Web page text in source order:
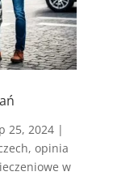
25, 2024|
, opinia
w